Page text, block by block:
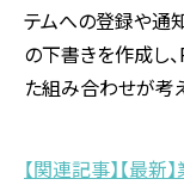
テムへの登録や通
の下書きを作成し
た組み合わせが考
【関連記事】【最